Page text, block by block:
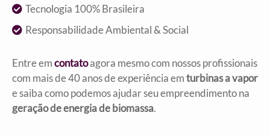
Tecnologia 100% Brasileira
Responsabilidade Ambiental & Social
Entre emcontatoagora mesmo com nossos profissionais
com mais de 40 anos de experiência emturbinas a vapor
e saiba como podemos ajudar seu empreendimento na
geração de energia de biomassa.